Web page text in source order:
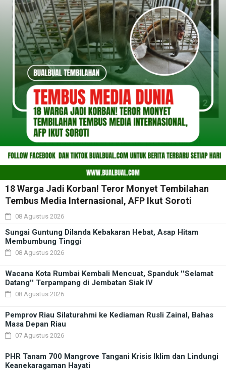
18 Warga Jadi Korban! Teror Monyet Tembilahan
Tembus Media Internasional, AFP Ikut Soroti
08 Agustus 2026
Sungai Guntung Dilanda Kebakaran Hebat, Asap Hitam
Membumbung Tinggi
08 Agustus 2026
Wacana Kota Rumbai Kembali Mencuat, Spanduk ''Selamat
Datang'' Terpampang di Jembatan Siak IV
08 Agustus 2026
Pemprov Riau Silaturahmi ke Kediaman Rusli Zainal, Bahas
Masa Depan Riau
07 Agustus 2026
PHR Tanam 700 Mangrove Tangani Krisis Iklim dan Lindungi
Keanekaragaman Hayati